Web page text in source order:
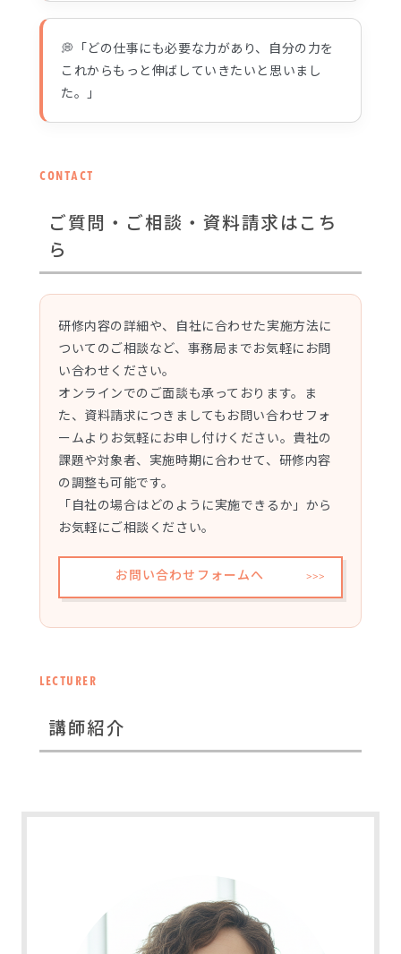
💭「どの仕事にも必要な力があり、自分の力を
これからもっと伸ばしていきたいと思いまし
た。」
CONTACT
ご質問・ご相談・資料請求はこち
ら
研修内容の詳細や、自社に合わせた実施方法に
ついてのご相談など、事務局までお気軽にお問
い合わせください。
オンラインでのご面談も承っております。ま
た、資料請求につきましてもお問い合わせフォ
ームよりお気軽にお申し付けください。貴社の
課題や対象者、実施時期に合わせて、研修内容
の調整も可能です。
「自社の場合はどのように実施できるか」から
お気軽にご相談ください。
お問い合わせフォームへ
LECTURER
講師紹介